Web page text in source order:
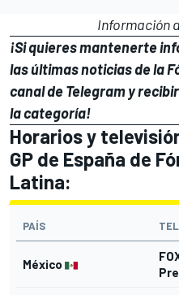
Información
¡Si quieres mantenerte
las últimas noticias de la
canal de Telegramy
la categoría!
Horarios y
GP de España de
Latina:
PAÍS
México